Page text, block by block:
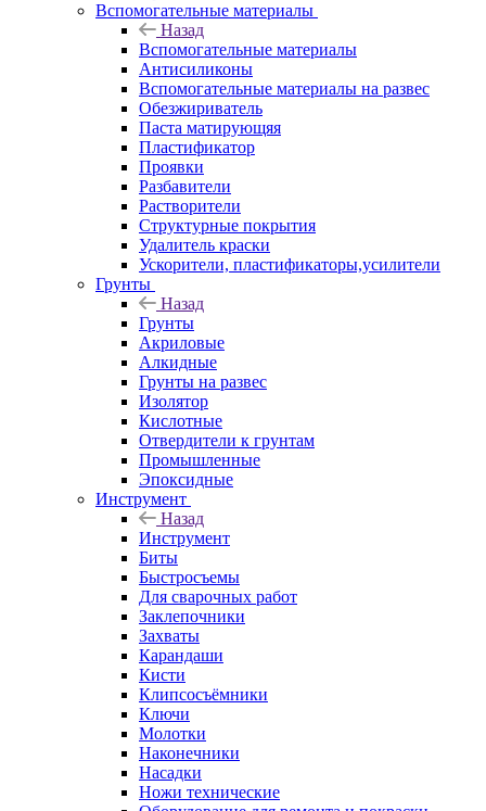
Вспомогательные материалы
Назад
Вспомогательные материалы
Антисиликоны
Вспомогательные материалы на развес
Обезжириватель
Паста матирующяя
Пластификатор
Проявки
Разбавители
Растворители
Структурные покрытия
Удалитель краски
Ускорители, пластификаторы,усилители
Грунты
Назад
Грунты
Акриловые
Алкидные
Грунты на развес
Изолятор
Кислотные
Отвердители к грунтам
Промышленные
Эпоксидные
Инструмент
Назад
Инструмент
Биты
Быстросъемы
Для сварочных работ
Заклепочники
Захваты
Карандаши
Кисти
Клипсосъёмники
Ключи
Молотки
Наконечники
Насадки
Ножи технические